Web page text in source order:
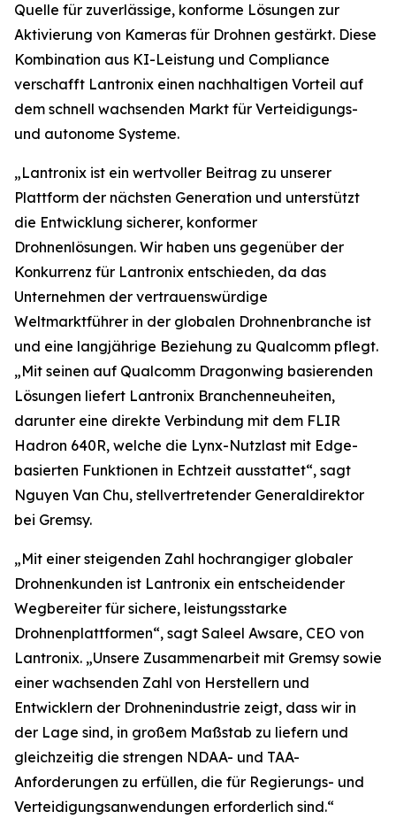
Quelle für zuverlässige, konforme Lösungen zur
Aktivierung von Kameras für Drohnen gestärkt. Diese
Kombination aus KI-Leistung und Compliance
verschafft Lantronix einen nachhaltigen Vorteil auf
dem schnell wachsenden Markt für Verteidigungs-
und autonome Systeme.
„Lantronix ist ein wertvoller Beitrag zu unserer
Plattform der nächsten Generation und unterstützt
die Entwicklung sicherer, konformer
Drohnenlösungen. Wir haben uns gegenüber der
Konkurrenz für Lantronix entschieden, da das
Unternehmen der vertrauenswürdige
Weltmarktführer in der globalen Drohnenbranche ist
und eine langjährige Beziehung zu Qualcomm pflegt.
„Mit seinen auf Qualcomm Dragonwing basierenden
Lösungen liefert Lantronix Branchenneuheiten,
darunter eine direkte Verbindung mit dem FLIR
Hadron 640R, welche die Lynx-Nutzlast mit Edge-
basierten Funktionen in Echtzeit ausstattet“, sagt
Nguyen Van Chu, stellvertretender Generaldirektor
bei Gremsy.
„Mit einer steigenden Zahl hochrangiger globaler
Drohnenkunden ist Lantronix ein entscheidender
Wegbereiter für sichere, leistungsstarke
Drohnenplattformen“, sagt Saleel Awsare, CEO von
Lantronix. „Unsere Zusammenarbeit mit Gremsy sowie
einer wachsenden Zahl von Herstellern und
Entwicklern der Drohnenindustrie zeigt, dass wir in
der Lage sind, in großem Maßstab zu liefern und
gleichzeitig die strengen NDAA- und TAA-
Anforderungen zu erfüllen, die für Regierungs- und
Verteidigungsanwendungen erforderlich sind.“